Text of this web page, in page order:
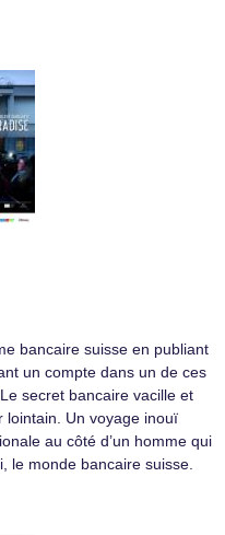
bancaire suisse en publiant
un compte dans un de ces
secret bancaire vacille et
lointain. Un voyage inouï
au côté d’un homme qui
le monde bancaire suisse.